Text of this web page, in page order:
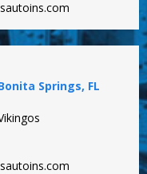
Springs, FL